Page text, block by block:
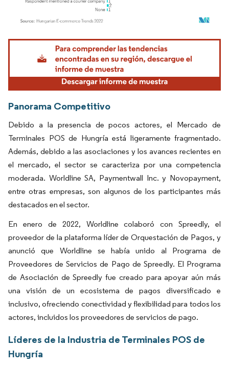
Imagen © Mordor Intelligence. El uso requiere atribución según CC BY 4.0.
Panorama Competitivo
Debido a la presencia de pocos actores, el Mercado de
Terminales POS de Hungría está ligeramente fragmentado.
Además, debido a las asociaciones y los avances recientes en
el mercado, el sector se caracteriza por una competencia
moderada. Worldline SA, Paymentwall Inc. y Novopayment,
entre otras empresas, son algunos de los participantes más
destacados en el sector.
En enero de 2022, Worldline colaboró con Spreedly, el
proveedor de la plataforma líder de Orquestación de Pagos, y
anunció que Worldline se había unido al Programa de
Proveedores de Servicios de Pago de Spreedly. El Programa
de Asociación de Spreedly fue creado para apoyar aún más
una visión de un ecosistema de pagos diversificado e
inclusivo, ofreciendo conectividad y flexibilidad para todos los
actores, incluidos los proveedores de servicios de pago.
Líderes de la Industria de Terminales POS de
Hungría